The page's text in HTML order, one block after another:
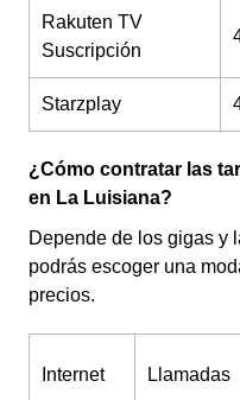
Rakuten TV
Suscripción
Starzplay
¿Cómo contratar las
en La Luisiana?
Depende de los gigas y
podrás escoger una
precios.
Internet Llamadas